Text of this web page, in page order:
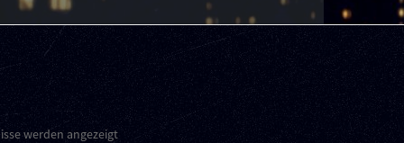
werden angezeigt